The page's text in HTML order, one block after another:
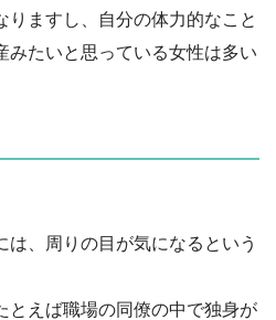
りますし、自分の体力的なこと
みたいと思っている女性は多い
は、周りの目が気になるという
とえば職場の同僚の中で独身が